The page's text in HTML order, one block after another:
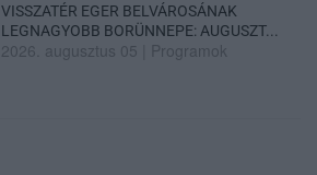
VISSZATÉR EGER BELVÁROSÁNAK
LEGNAGYOBB BORÜNNEPE: AUGUSZT...
2026. augusztus 05 Programok